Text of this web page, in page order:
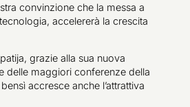
convinzione che la messa a
accelererà la crescita
grazie alla sua nuova
delle maggiori conferenze della
accresce anche l’attrattiva